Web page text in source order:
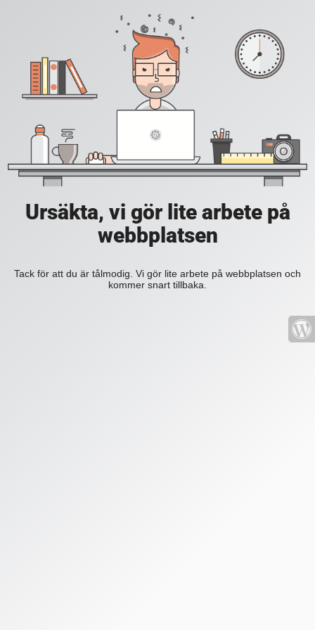
Ursäkta, vi gör lite arbete på
webbplatsen
Tack för att du är tålmodig. Vi gör lite arbete på webbplatsen och
kommer snart tillbaka.